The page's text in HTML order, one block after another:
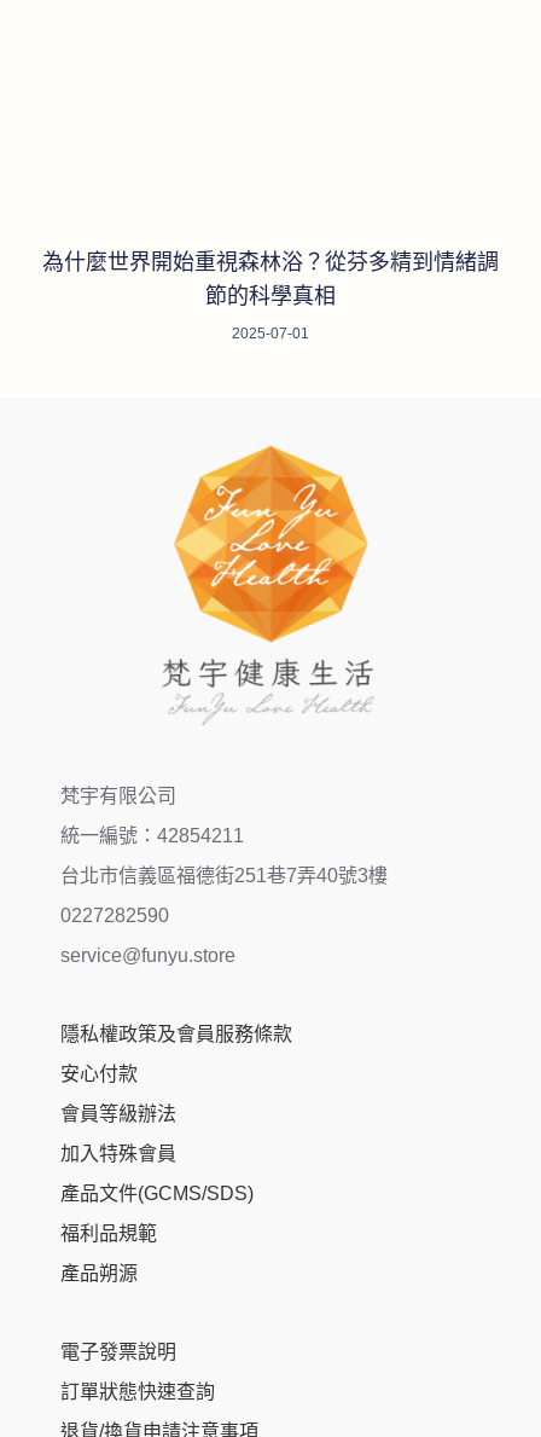
為什麼世界開始重視森林浴？從芬多精到情緒調
節的科學真相
2025-07-01
梵宇有限公司
統一編號：42854211
台北市信義區福德街251巷7弄40號3樓
0227282590
service@funyu.store
隱私權政策及會員服務條款
安心付款
會員等級辦法
加入特殊會員
產品文件(GCMS/SDS)
福利品規範
產品朔源
電子發票說明
訂單狀態快速查詢
退貨/換貨申請注意事項